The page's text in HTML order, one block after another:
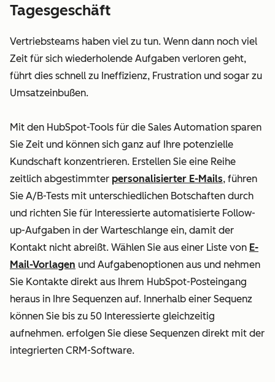
Tagesgeschäft
Vertriebsteams haben viel zu tun. Wenn dann noch viel
Zeit für sich wiederholende Aufgaben verloren geht,
führt dies schnell zu Ineffizienz, Frustration und sogar zu
Umsatzeinbußen.
Mit den HubSpot-Tools für die Sales Automation sparen
Sie Zeit und können sich ganz auf Ihre potenzielle
Kundschaft konzentrieren. Erstellen Sie eine Reihe
zeitlich abgestimmter personalisierter E-Mails, führen
Sie A/B-Tests mit unterschiedlichen Botschaften durch
und richten Sie für Interessierte automatisierte Follow-
up-Aufgaben in der Warteschlange ein, damit der
Kontakt nicht abreißt. Wählen Sie aus einer Liste von E-
Mail-Vorlagen und Aufgabenoptionen aus und nehmen
Sie Kontakte direkt aus Ihrem HubSpot-Posteingang
heraus in Ihre Sequenzen auf. Innerhalb einer Sequenz
können Sie bis zu 50 Interessierte gleichzeitig
aufnehmen. erfolgen Sie diese Sequenzen direkt mit der
integrierten CRM-Software.